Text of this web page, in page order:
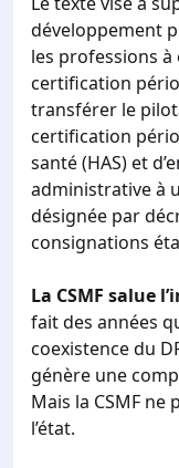
développement
les professions
certification
transférer le
certification
santé (HAS) et
administrative à
désignée par
consignations
La CSMF salue
fait des années
coexistence du
génère une
Mais la CSMF ne
l’état.